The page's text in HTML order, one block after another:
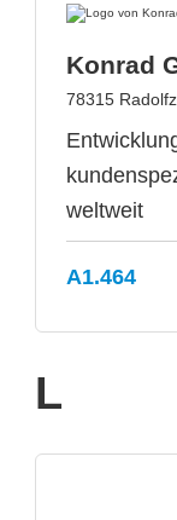
Konrad
78315
weltweit
A1.464
L